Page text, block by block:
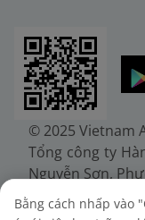
© 2025 Vietnam
Tổng công ty
Nguyễn Sơn,
Điện thoại:
Bằng cách nhấp vào